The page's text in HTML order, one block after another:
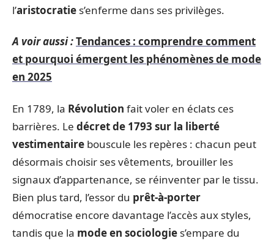
l’aristocratie s’enferme dans ses privilèges.
A voir aussi :Tendances : comprendre comment
et pourquoi émergent les phénomènes de mode
en 2025
En 1789, la Révolution fait voler en éclats ces
barrières. Le décret de 1793 sur la liberté
vestimentaire bouscule les repères : chacun peut
désormais choisir ses vêtements, brouiller les
signaux d’appartenance, se réinventer par le tissu.
Bien plus tard, l’essor du prêt-à-porter
démocratise encore davantage l’accès aux styles,
tandis que la mode en sociologie s’empare du